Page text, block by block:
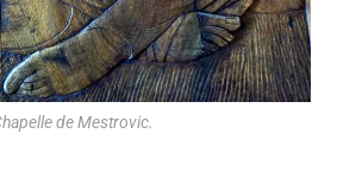
de Mestrovic.